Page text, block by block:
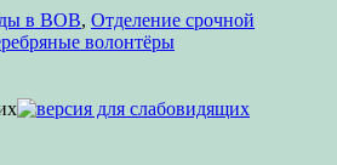
в ВОВ, Отделение срочной
волонтёры